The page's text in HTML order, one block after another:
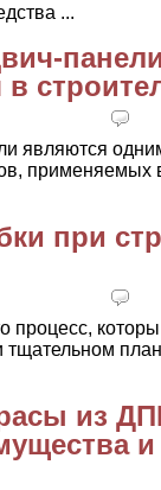
...
являются
применяемых
при
процесс,
из
и